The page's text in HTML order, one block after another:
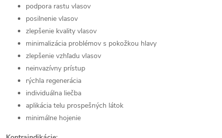
podpora rastu vlasov
posilnenie vlasov
zlepšenie kvality vlasov
minimalizácia problémov s pokožkou hlavy
zlepšenie vzhľadu vlasov
neinvazívny prístup
rýchla regenerácia
individuálna liečba
aplikácia telu prospešných látok
minimálne hojenie